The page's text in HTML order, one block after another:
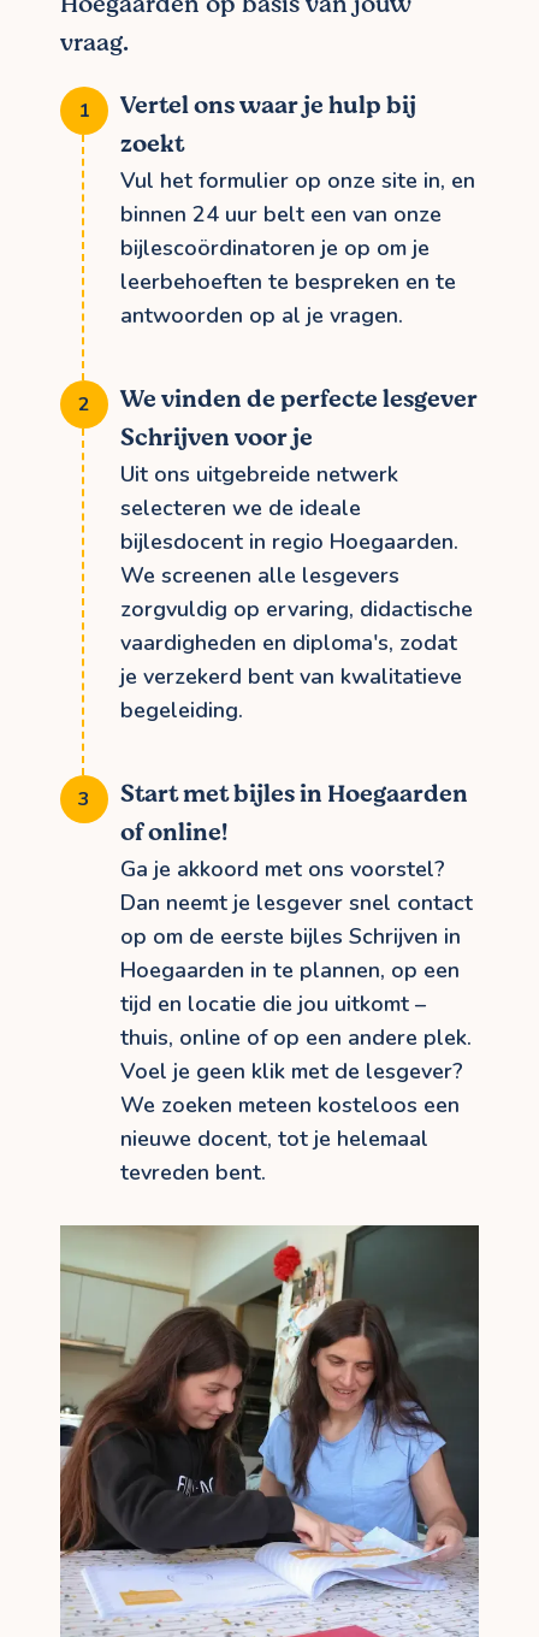
vraag.
Vertel ons waar je hulp bij
zoekt
Vul het formulier op onze site in, en
binnen 24 uur belt een van onze
bijlescoördinatoren je op om je
leerbehoeften te bespreken en te
antwoorden op al je vragen.
We vinden de perfecte lesgever
Schrijven voor je
Uit ons uitgebreide netwerk
selecteren we de ideale
bijlesdocent in regio Hoegaarden.
We screenen alle lesgevers
zorgvuldig op ervaring, didactische
vaardigheden en diploma's, zodat
je verzekerd bent van kwalitatieve
begeleiding.
Start met bijles in Hoegaarden
of online!
Ga je akkoord met ons voorstel?
Dan neemt je lesgever snel contact
op om de eerste bijles Schrijven in
Hoegaarden in te plannen, op een
tijd en locatie die jou uitkomt –
thuis, online of op een andere plek.
Voel je geen klik met de lesgever?
We zoeken meteen kosteloos een
nieuwe docent, tot je helemaal
tevreden bent.